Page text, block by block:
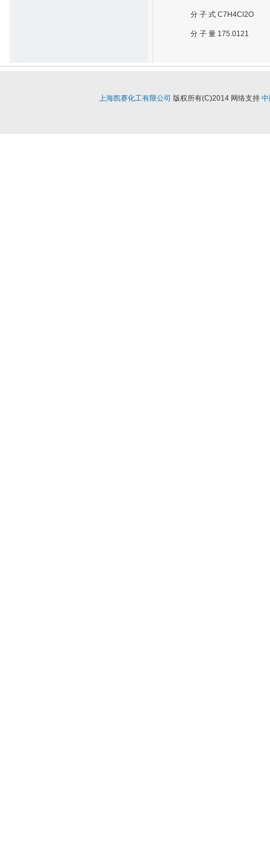
分 子 式 C7H4Cl2O
分 子 量 175.0121
上海凯赛化工有限公司 版权所有(C)2014 网络支持 中